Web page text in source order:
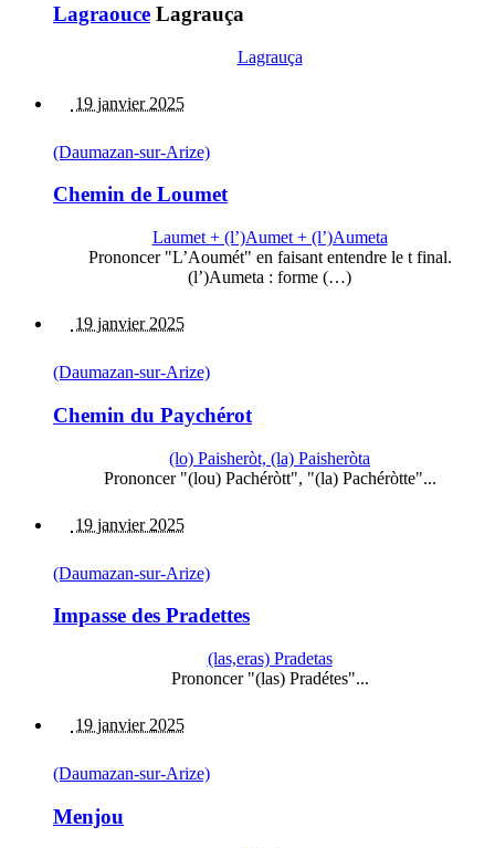
Lagraouce Lagrauça
Lagrauça
19 janvier 2025
(Daumazan-sur-Arize)
Chemin de Loumet
Laumet + (l’)Aumet + (l’)Aumeta
Prononcer "L’Aoumét" en faisant entendre le t final.
(l’)Aumeta : forme (…)
19 janvier 2025
(Daumazan-sur-Arize)
Chemin du Paychérot
(lo) Paisheròt, (la) Paisheròta
Prononcer "(lou) Pachéròtt", "(la) Pachéròtte"...
19 janvier 2025
(Daumazan-sur-Arize)
Impasse des Pradettes
(las,eras) Pradetas
Prononcer "(las) Pradétes"...
19 janvier 2025
(Daumazan-sur-Arize)
Menjou